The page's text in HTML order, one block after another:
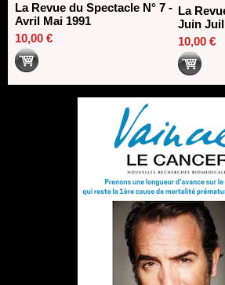
La Revue du Spectacle N° 7 -
Avril Mai 1991
10,00 €
La
Juin
10,00 €